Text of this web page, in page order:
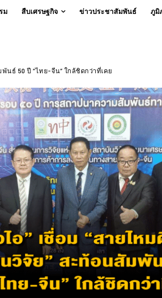
ม สืบเศรษฐกิจ ข่าวประชาสัมพันธ์ ภูมิ
พันธ์ 50 ปี “ไทย-จีน” ใกล้ชิดกว่าที่เคย